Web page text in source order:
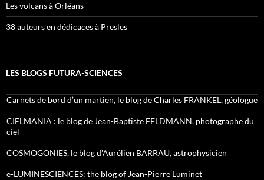
Les volcans à Orléans
38 auteurs en dédicaces à Presles
LES BLOGS FUTURA-SCIENCES
Carnets de bord d’un martien, le blog de Charles FRANKEL, géologue
CIELMANIA : le blog de Jean-Baptiste FELDMANN, photographe du
ciel
COSMOGONIES, le blog d'Aurélien BARRAU, astrophysicien
e-LUMINESCIENCES: the blog of Jean-Pierre Luminet